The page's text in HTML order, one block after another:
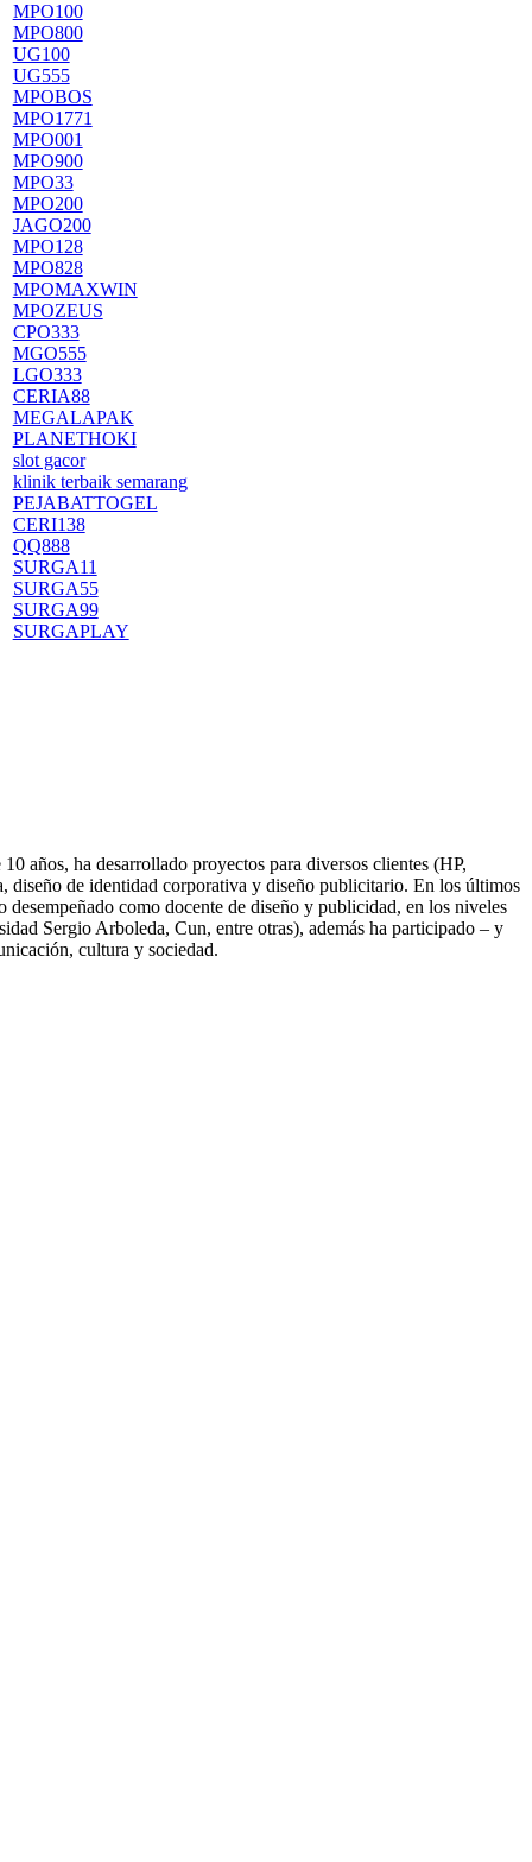
MPO100
MPO800
UG100
UG555
MPOBOS
MPO1771
MPO001
MPO900
MPO33
MPO200
JAGO200
MPO128
MPO828
MPOMAXWIN
MPOZEUS
CPO333
MGO555
LGO333
CERIA88
MEGALAPAK
PLANETHOKI
slot gacor
klinik terbaik semarang
PEJABATTOGEL
CERI138
QQ888
SURGA11
SURGA55
SURGA99
SURGAPLAY
años, ha desarrollado proyectos para diversos clientes (HP,
de identidad corporativa y diseño publicitario. En los últimos
como docente de diseño y publicidad, en los niveles
Sergio Arboleda, Cun, entre otras), además ha participado – y
cultura y sociedad.